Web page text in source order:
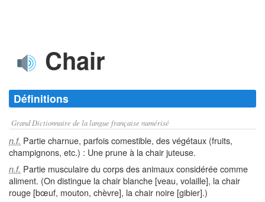
Chair
Définitions
Grand Dictionnaire de la langue française numérisé
n.f. Partie charnue, parfois comestible, des végétaux (fruits,
champignons, etc.) : Une prune à la chair juteuse.
n.f. Partie musculaire du corps des animaux considérée comme
aliment. (On distingue la chair blanche [veau, volaille], la chair
rouge [bœuf, mouton, chèvre], la chair noire [gibier].)